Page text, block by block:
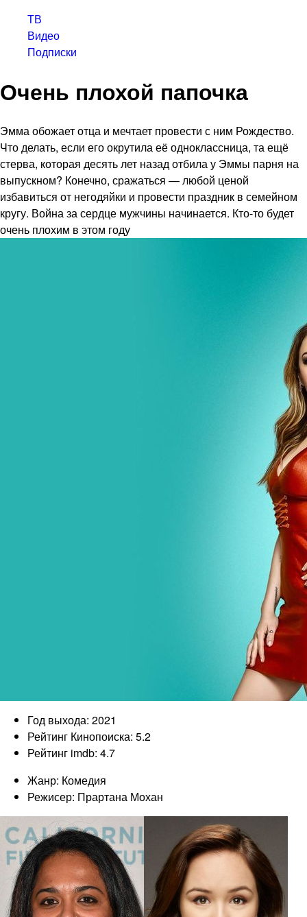
ТВ
Видео
Подписки
Очень плохой папочка
Эмма обожает отца и мечтает провести с ним Рождество.
Что делать, если его окрутила её одноклассница, та ещё
стерва, которая десять лет назад отбила у Эммы парня на
выпускном? Конечно, сражаться — любой ценой
избавиться от негодяйки и провести праздник в семейном
кругу. Война за сердце мужчины начинается. Кто-то будет
очень плохим в этом году
Год выхода: 2021
Рейтинг Кинопоиска: 5.2
Рейтинг imdb: 4.7
Жанр: Комедия
Режисер: Прартана Мохан